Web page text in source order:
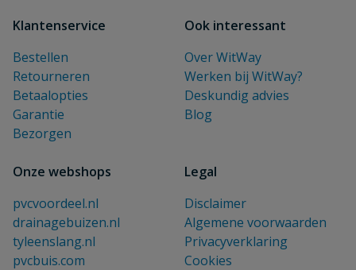
Klantenservice
Bestellen
Retourneren
Betaalopties
Garantie
Bezorgen
Ook interessant
Over WitWay
Werken bij WitWay?
Deskundig advies
Blog
Onze webshops
pvcvoordeel.nl
drainagebuizen.nl
tyleenslang.nl
pvcbuis.com
Legal
Disclaimer
Algemene voorwaarden
Privacyverklaring
Cookies